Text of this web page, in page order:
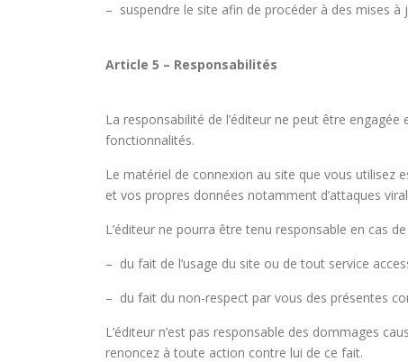
– suspendre le site afin de procéder à des mises à
Article 5 – Responsabilités
La responsabilité de l’éditeur ne peut être
fonctionnalités.
Le matériel de connexion au site que vous utilisez
et vos propres données notamment d’attaques
L’éditeur ne pourra être tenu responsable en cas
– du fait de l’usage du site ou de tout service
– du fait du non-respect par vous des présentes
L’éditeur n’est pas responsable des dommages
renoncez à toute action contre lui de ce fait.